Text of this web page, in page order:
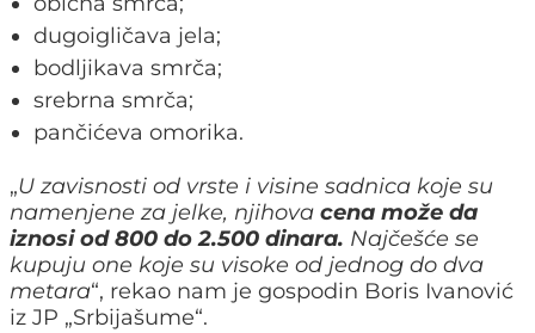
dugoigličava jela;
bodljikava smrča;
srebrna smrča;
pančićeva omorika.
„U zavisnosti od vrste i visine sadnica koje su
namenjene za jelke, njihova cena može da
iznosi od 800 do 2.500 dinara. Najčešće se
kupuju one koje su visoke od jednog do dva
metara“, rekao nam je gospodin Boris Ivanović
iz JP „Srbijašume“.